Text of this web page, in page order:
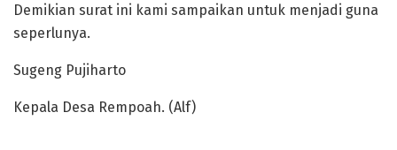
Demikian surat ini kami sampaikan untuk menjadi guna
seperlunya.
Sugeng Pujiharto
Kepala Desa Rempoah. (Alf)